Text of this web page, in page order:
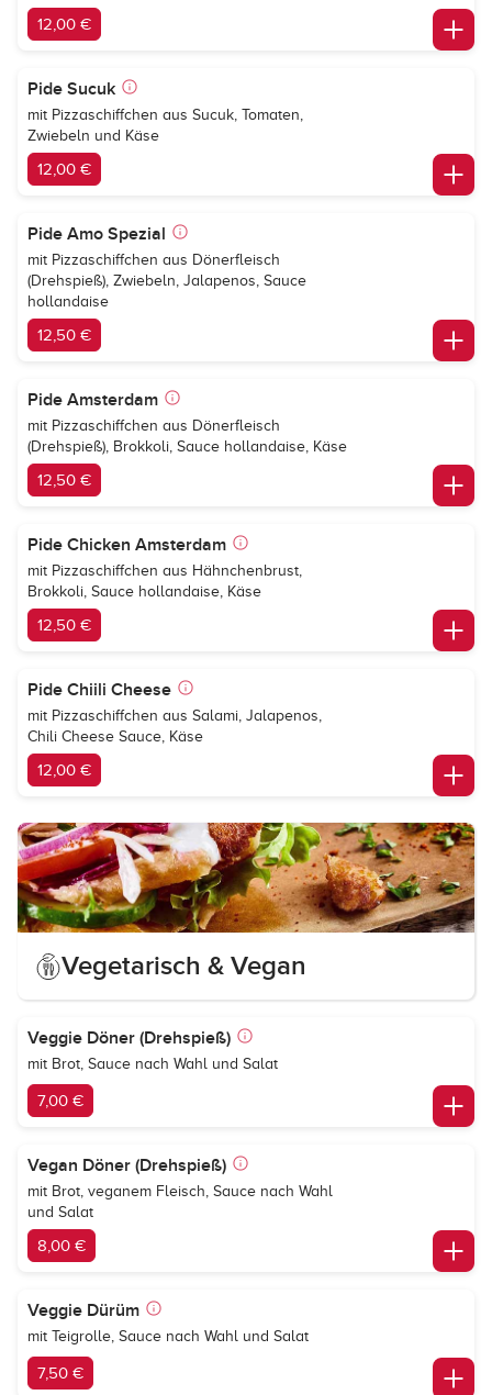
12,00 €
Pide Sucuk
mit Pizzaschiffchen aus Sucuk, Tomaten,
Zwiebeln und Käse
12,00 €
Pide Amo Spezial
mit Pizzaschiffchen aus Dönerfleisch
(Drehspieß), Zwiebeln, Jalapenos, Sauce
hollandaise
12,50 €
Pide Amsterdam
mit Pizzaschiffchen aus Dönerfleisch
(Drehspieß), Brokkoli, Sauce hollandaise, Käse
12,50 €
Pide Chicken Amsterdam
mit Pizzaschiffchen aus Hähnchenbrust,
Brokkoli, Sauce hollandaise, Käse
12,50 €
Pide Chiili Cheese
mit Pizzaschiffchen aus Salami, Jalapenos,
Chili Cheese Sauce, Käse
12,00 €
Vegetarisch & Vegan
Veggie Döner (Drehspieß)
mit Brot, Sauce nach Wahl und Salat
7,00 €
Vegan Döner (Drehspieß)
mit Brot, veganem Fleisch, Sauce nach Wahl
und Salat
8,00 €
Veggie Dürüm
mit Teigrolle, Sauce nach Wahl und Salat
7,50 €